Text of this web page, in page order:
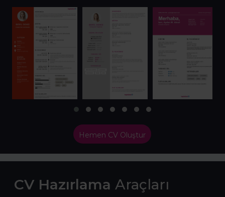
Hemen CV Oluştur
CV Hazırlama Araçları